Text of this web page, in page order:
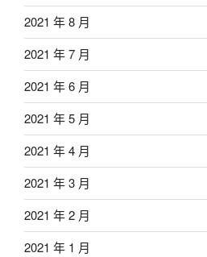
2021 年 8 月
2021 年 7 月
2021 年 6 月
2021 年 5 月
2021 年 4 月
2021 年 3 月
2021 年 2 月
2021 年 1 月